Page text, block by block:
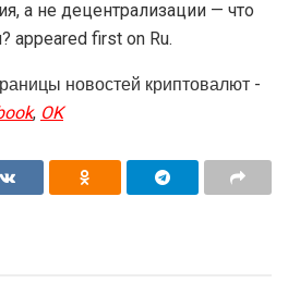
а не децентрализации — что
appeared first on Ru.
новостей криптовалют -
,OK